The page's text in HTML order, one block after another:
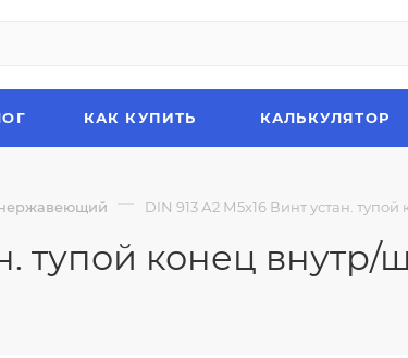
КАК КУПИТЬ КАЛЬКУЛЯТОР
— DIN 913 А2 М5х16 Винт устан.
тупой конец